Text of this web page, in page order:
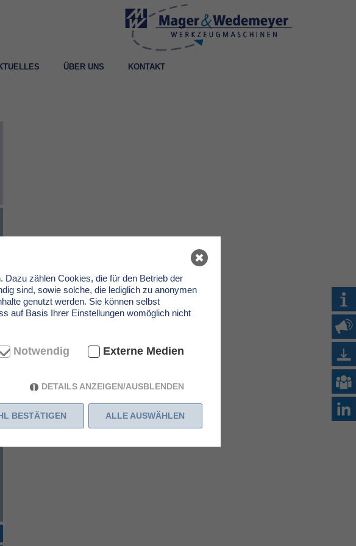
ÜBER UNS KONTAKT
zählen Cookies, die für den Betrieb der
sind, sowie solche, die lediglich zu anonymen
genutzt werden. Sie können selbst
auf Basis Ihrer Einstellungen womöglich nicht
Notwendig Externe Medien
DETAILS ANZEIGEN/AUSBLENDEN
BESTÄTIGEN ALLE AUSWÄHLEN